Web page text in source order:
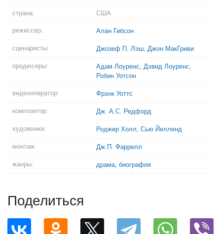
страна: США
режиссер: Алан Гибсон
сценаристы: Джозеф П. Лэш, Джон МакГриви
продюсеры: Адам Лоуренс, Дэвид Лоуренс,
Робин Уотсон
видеооператор: Фрэнк Уоттс
композитор: Дж. А.С. Редфорд
художники: Роджер Холл, Сью Йелленд
монтаж: Дж.П. Фаррелл
жанры: драма, биография
Поделиться